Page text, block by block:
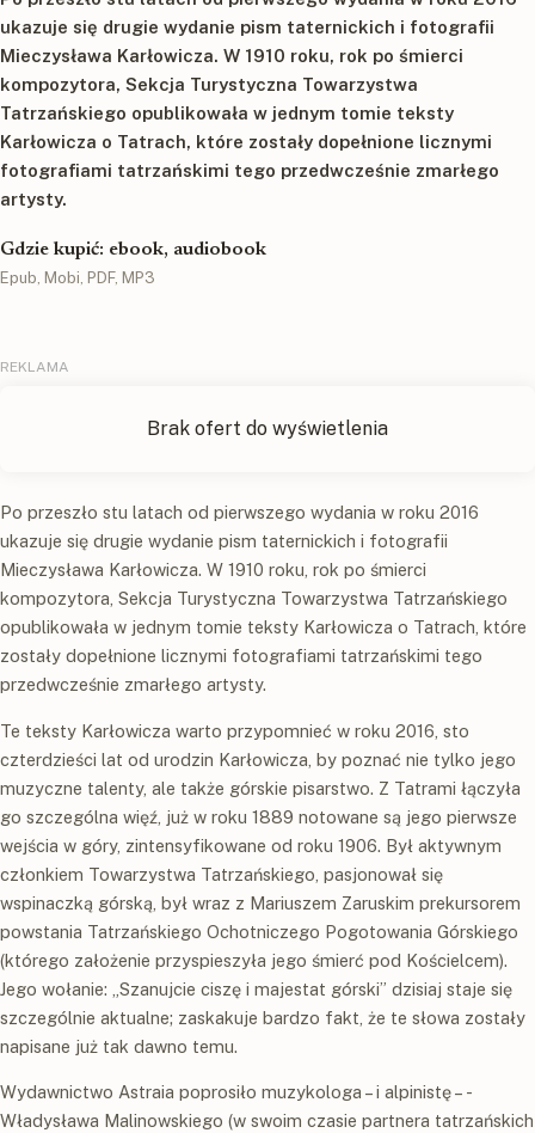
ukazuje się drugie wydanie pism taternickich i fotografii
Mieczysława Karłowicza. W 1910 roku, rok po śmierci
kompozytora, Sekcja Turystyczna Towarzystwa
Tatrzańskiego opublikowała w jednym tomie teksty
Karłowicza o Tatrach, które zostały dopełnione licznymi
fotografiami tatrzańskimi tego przedwcześnie zmarłego
artysty.
Gdzie kupić: ebook, audiobook
Epub, Mobi, PDF, MP3
Po przeszło stu latach od pierwszego wydania w roku 2016
ukazuje się drugie wydanie pism taternickich i fotografii
Mieczysława Karłowicza. W 1910 roku, rok po śmierci
kompozytora, Sekcja Turystyczna Towarzystwa Tatrzańskiego
opublikowała w jednym tomie teksty Karłowicza o Tatrach, które
zostały dopełnione licznymi fotografiami tatrzańskimi tego
przedwcześnie zmarłego artysty.
Te teksty Karłowicza warto przypomnieć w roku 2016, sto
czterdzieści lat od urodzin Karłowicza, by poznać nie tylko jego
muzyczne talenty, ale także górskie pisarstwo. Z Tatrami łączyła
go szczególna więź, już w roku 1889 notowane są jego pierwsze
wejścia w góry, zintensyfikowane od roku 1906. Był aktywnym
członkiem Towarzystwa Tatrzańskiego, pasjonował się
wspinaczką górską, był wraz z Mariuszem Zaruskim prekursorem
powstania Tatrzańskiego Ochotniczego Pogotowania Górskiego
(którego założenie przyspieszyła jego śmierć pod Kościelcem).
Jego wołanie: „Szanujcie ciszę i majestat górski” dzisiaj staje się
szczególnie aktualne; zaskakuje bardzo fakt, że te słowa zostały
napisane już tak dawno temu.
Wydawnictwo Astraia poprosiło muzykologa – i alpinistę – ­
Władysława Malinowskiego (w swoim czasie partnera tatrzańskich